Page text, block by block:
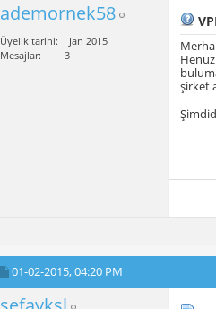
ademornek58
Üyelik tarihi
Jan 2015
Mesajlar
3
şirket
01-02-2015,04:20 PM